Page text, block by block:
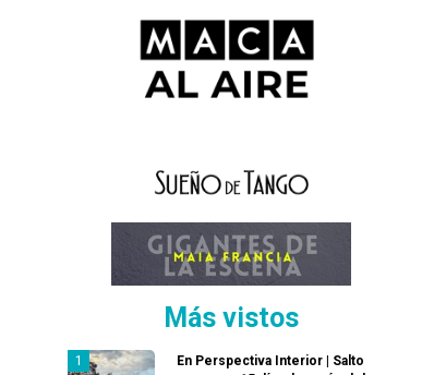
Más vistos
En Perspectiva Interior | Salto